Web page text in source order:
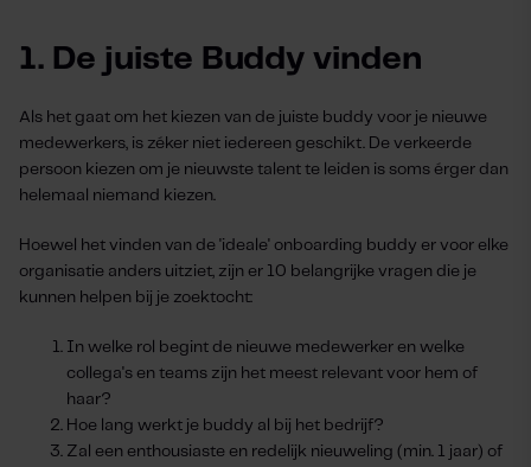
1. De juiste Buddy vinden
Als het gaat om het kiezen van de juiste buddy voor je nieuwe
medewerkers, is zéker niet iedereen geschikt. De verkeerde
persoon kiezen om je nieuwste talent te leiden is soms érger dan
helemaal niemand kiezen.
Hoewel het vinden van de 'ideale' onboarding buddy er voor elke
organisatie anders uitziet, zijn er 10 belangrijke vragen die je
kunnen helpen bij je zoektocht:
In welke rol begint de nieuwe medewerker en welke
collega's en teams zijn het meest relevant voor hem of
haar?
Hoe lang werkt je buddy al bij het bedrijf?
Zal een enthousiaste en redelijk nieuweling (min. 1 jaar) of